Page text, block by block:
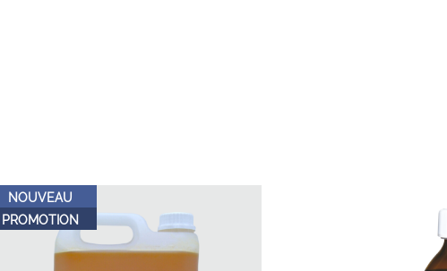
NOUVEAU
PROMOTION